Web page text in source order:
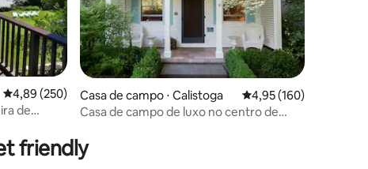
4,89 de uma avaliação média de 5, 250 avaliações
4,89 (250)
de
Casa de campo ⋅ Calistoga 4,95 de uma avaliação
4,95 (160)
Casa de campo de luxo no centro de
friendly